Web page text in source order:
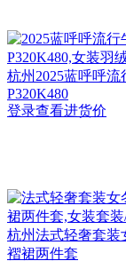
杭州 2025蓝呼呼
P320K480
登录查看进货价
杭州法式轻奢套装
褶裙两件套